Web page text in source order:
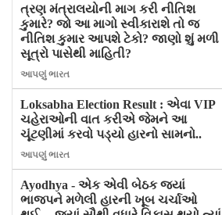
ત્રણ મંત્રાલયોની માગ કરી નીતિશ
કુમારે? જો આ માગો સ્વીકારાશે તો જ
નીતિશ કુમાર આપશે ટેકો? જાણો શું મળી
સૂત્રો પાસેથી માહિતી?
આપણું ભારત
Loksabha Election Result : એવા VIP
ચહેરાઓની વાત કરીએ જેમને આ
ચૂંટણીમાં કરવો પડ્યો હારનો સામનો..
આપણું ભારત
Ayodhya - એક એવી બેઠક જ્યાં
ભાજપને મળેલી હારની ખૂબ ચર્ચાઓ